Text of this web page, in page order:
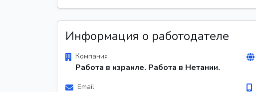
Информация о работодателе
Компания
Работа в израиле. Работа в Нетании.
Email